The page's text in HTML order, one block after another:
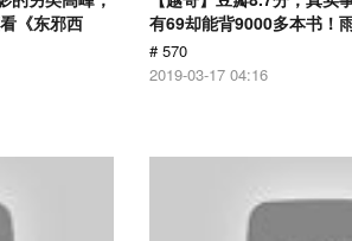
《东邪西
有69却能背9000多本书！
# 570
2019-03-17 04:16